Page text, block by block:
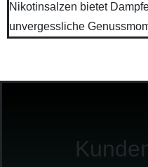
Nikotinsalzen bietet
unvergessliche